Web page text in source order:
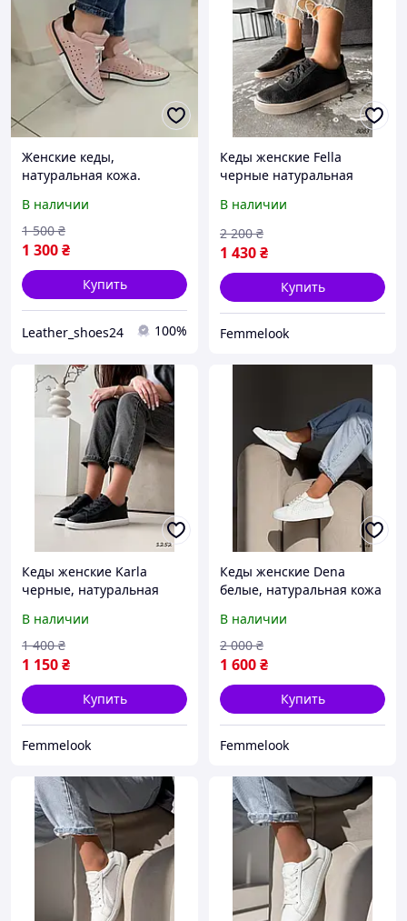
Женские кеды,
натуральная кожа.
В наличии
1 300₴
1 500 ₴
Купить
Leather_shoes24 100%
Кеды женские Fella
черные натуральная
40
В наличии
1 430₴
2 200 ₴
Купить
Femmelook
Кеды женские Karla
черные, натуральная
39
В наличии
1 150₴
1 400 ₴
Купить
Femmelook
Кеды женские Dena
белые, натуральная кожа
В наличии
1 600₴
2 000 ₴
Купить
Femmelook